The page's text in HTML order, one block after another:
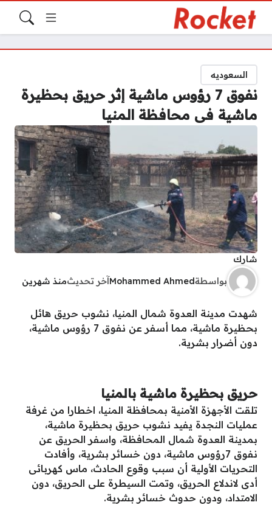
السعوديه
نفوق 7 رؤوس ماشية إثر حريق بحظيرة
ماشية فى محافظة المنيا
شارك
بواسطةMohammed Ahmedآخر تحديثمنذ شهرين
شهدت مدينة العدوة شمال المنيا، نشوب حريق هائل
بحظيرة ماشية، مما أسفر عن نفوق 7 رؤوس ماشية،
دون أضرار بشرية.
حريق بحظيرة ماشية بالمنيا
تلقت الأجهزة الأمنية بمحافظة المنيا، اخطارا من غرفة
عمليات النجدة يفيد نشوب حريق بحظيرة ماشية،
بمدينة العدوة شمال المحافظة، واسفر الحريق عن
نفوق 7رؤوس ماشية، دون خسائر بشرية، وأفادت
التحريات الأولية أن سبب وقوع الحادث، ماس كهربائى
أدى لاندلاع الحريق، وتمت السيطرة على الحريق، دون
الامتداد، ودون حدوث خسائر بشرية.